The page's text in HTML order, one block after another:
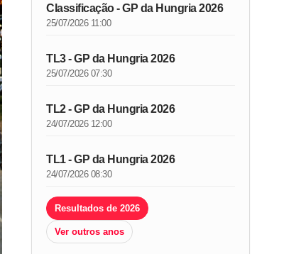
Classificação - GP da Hungria 2026
25/07/2026 11:00
TL3 - GP da Hungria 2026
25/07/2026 07:30
TL2 - GP da Hungria 2026
24/07/2026 12:00
TL1 - GP da Hungria 2026
24/07/2026 08:30
Resultados de 2026
Ver outros anos